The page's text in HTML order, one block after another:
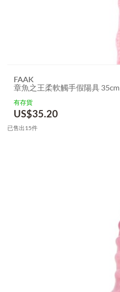
FAAK
章魚之王柔軟觸手假陽具 35cm
有存貨
US$35.20
已售出15件